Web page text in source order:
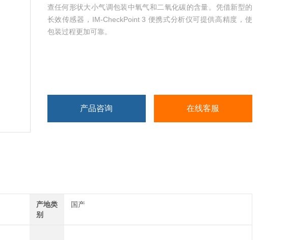
查任何形状大小气调包装中氧气和二氧化碳的含量。凭借新型的
长效传感器，IM-CheckPoint 3 便携式分析仪可提供高精度，使
包装过程更加可靠。
产品咨询 在线客服
产地类
别
国产